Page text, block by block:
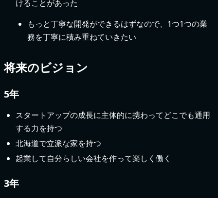
けることがあった
もっと丁寧な開発ができるはずなので、1つ1つの業
務を丁寧に積み重ねていきたい
将来のビジョン
5年
スタートアップの成長に主体的に携わってどこでも通用
する力を持つ
北海道で立派な家を持つ
起業して自分らしい会社を作って楽しく働く
3年